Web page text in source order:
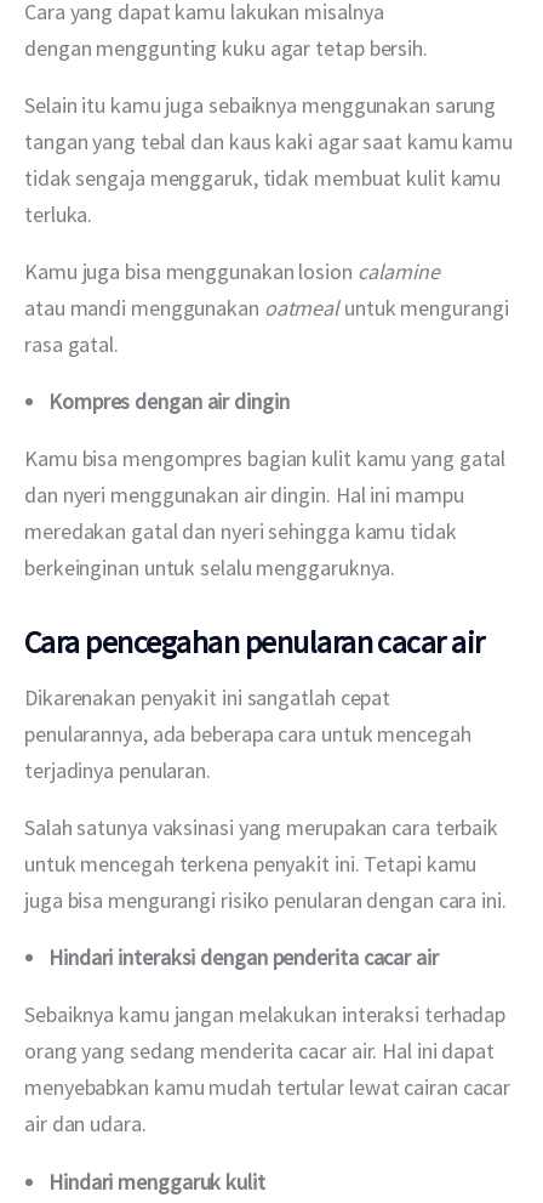
Cara yang dapat kamu lakukan misalnya
dengan menggunting kuku agar tetap bersih.
Selain itu kamu juga sebaiknya menggunakan sarung
tangan yang tebal dan kaus kaki agar saat kamu kamu
tidak sengaja menggaruk, tidak membuat kulit kamu
terluka.
Kamu juga bisa menggunakan losion calamine
atau mandi menggunakan oatmeal untuk mengurangi
rasa gatal.
Kompres dengan air dingin
Kamu bisa mengompres bagian kulit kamu yang gatal
dan nyeri menggunakan air dingin. Hal ini mampu
meredakan gatal dan nyeri sehingga kamu tidak
berkeinginan untuk selalu menggaruknya.
Cara pencegahan penularan cacar air
Dikarenakan penyakit ini sangatlah cepat
penularannya, ada beberapa cara untuk mencegah
terjadinya penularan.
Salah satunya vaksinasi yang merupakan cara terbaik
untuk mencegah terkena penyakit ini. Tetapi kamu
juga bisa mengurangi risiko penularan dengan cara ini.
Hindari interaksi dengan penderita cacar air
Sebaiknya kamu jangan melakukan interaksi terhadap
orang yang sedang menderita cacar air. Hal ini dapat
menyebabkan kamu mudah tertular lewat cairan cacar
air dan udara.
Hindari menggaruk kulit